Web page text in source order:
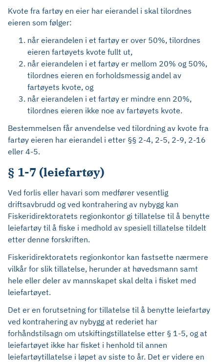
Kvote fra fartøy en eier har eierandel i skal tilordnes
eieren som følger:
når eierandelen i et fartøy er over 50%, tilordnes
eieren fartøyets kvote fullt ut,
når eierandelen i et fartøy er mellom 20% og 50%,
tilordnes eieren en forholdsmessig andel av
fartøyets kvote, og
når eierandelen i et fartøy er mindre enn 20%,
tilordnes eieren ikke noe av fartøyets kvote.
Bestemmelsen får anvendelse ved tilordning av kvote fra
fartøy eieren har eierandel i etter §§ 2-4, 2-5, 2-9, 2-16
eller 4-5.
§ 1-7 (leiefartøy)
Ved forlis eller havari som medfører vesentlig
driftsavbrudd og ved kontrahering av nybygg kan
Fiskeridirektoratets regionkontor gi tillatelse til å benytte
leiefartøy til å fiske i medhold av spesiell tillatelse tildelt
etter denne forskriften.
Fiskeridirektoratets regionkontor kan fastsette nærmere
vilkår for slik tillatelse, herunder at høvedsmann samt
hele eller deler av mannskapet skal delta i fisket med
leiefartøyet.
Det er en forutsetning for tillatelse til å benytte leiefartøy
ved kontrahering av nybygg at rederiet har
forhåndstilsagn om utskiftingstillatelse etter § 1-5, og at
leiefartøyet ikke har fisket i henhold til annen
leiefartøytillatelse i løpet av siste to år. Det er videre en